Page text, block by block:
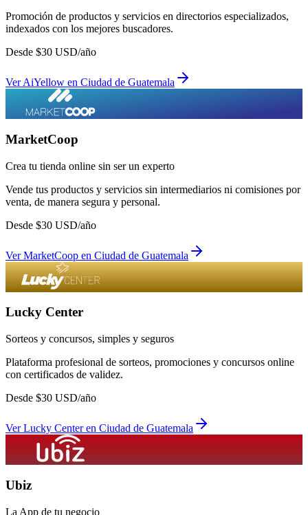
Promoción de productos y servicios en directorios especializados,
indexados con los mejores buscadores.
Desde $30 USD/año
VerAiYellow en Ciudad de Guatemala
MarketCoop
Crea tu tienda online sin ser un experto
Vende tus productos y servicios sin intermediarios ni comisiones por
venta, de manera segura y personal.
Desde $30 USD/año
VerMarketCoop en Ciudad de Guatemala
Lucky Center
Sorteos y concursos, simples y seguros
Plataforma profesional de sorteos, promociones y concursos online
con certificados de validez.
Desde $30 USD/año
VerLucky Centeren Ciudad de Guatemala
Ubiz
La App de tu negocio